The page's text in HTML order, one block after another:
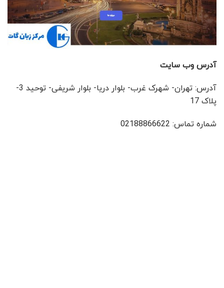
آدرس وب سایت
آدرس: تهران- شهرک غرب- بلوار دریا- بلوار شریفی- توحید 3-
پلاک 17
شماره تماس: 02188866622